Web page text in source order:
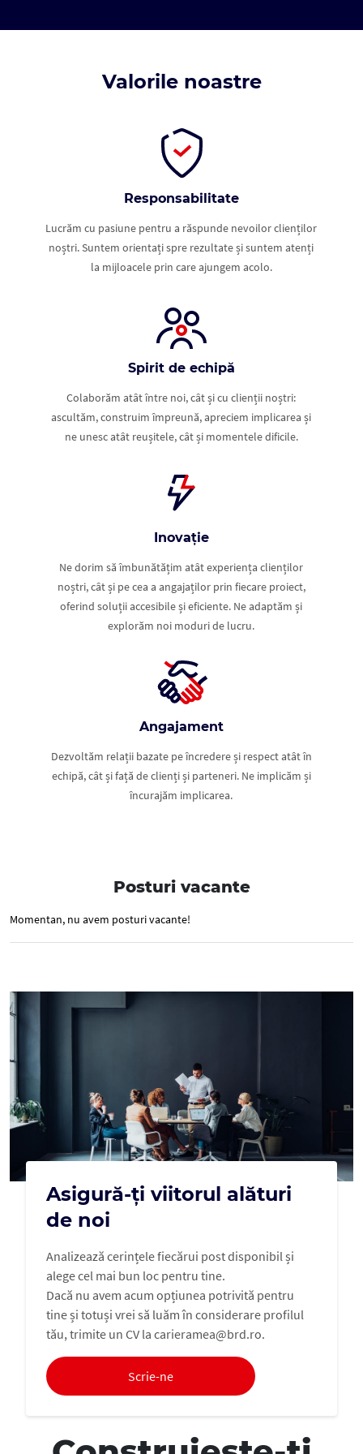
Valorile noastre
Responsabilitate
Lucrăm cu pasiune pentru a răspunde nevoilor clienților
noștri. Suntem orientați spre rezultate și suntem atenți
la mijloacele prin care ajungem acolo.
Spirit de echipă
Colaborăm atât între noi, cât și cu clienții noștri:
ascultăm, construim împreună, apreciem implicarea și
ne unesc atât reușitele, cât și momentele dificile.
Inovație
Ne dorim să îmbunătățim atât experiența clienților
noștri, cât și pe cea a angajaților prin fiecare proiect,
oferind soluții accesibile și eficiente. Ne adaptăm și
explorăm noi moduri de lucru.
Angajament
Dezvoltăm relații bazate pe încredere și respect atât în
echipă, cât și față de clienți și parteneri. Ne implicăm și
încurajăm implicarea.
Posturi vacante
Momentan, nu avem posturi vacante!
Asigură-ți viitorul alături
de noi
Analizează cerințele fiecărui post disponibil și
alege cel mai bun loc pentru tine.
Dacă nu avem acum opțiunea potrivită pentru
tine și totuși vrei să luăm în considerare profilul
tău, trimite un CV la carieramea@brd.ro.
Scrie-ne